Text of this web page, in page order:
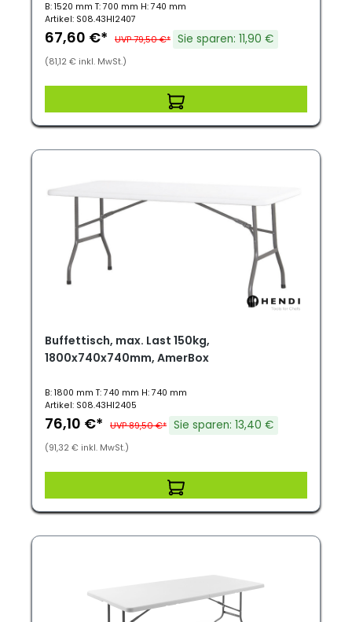
B: 1520 mm T: 700 mm H: 740 mm
Artikel: S08.43HI2407
67,60 €* UVP 79,50 €* Sie sparen: 11,90 €
(81,12 € inkl. MwSt.)
Buffettisch, max. Last 150kg,
1800x740x740mm, AmerBox
B: 1800 mm T: 740 mm H: 740 mm
Artikel: S08.43HI2405
76,10 €* UVP 89,50 €* Sie sparen: 13,40 €
(91,32 € inkl. MwSt.)